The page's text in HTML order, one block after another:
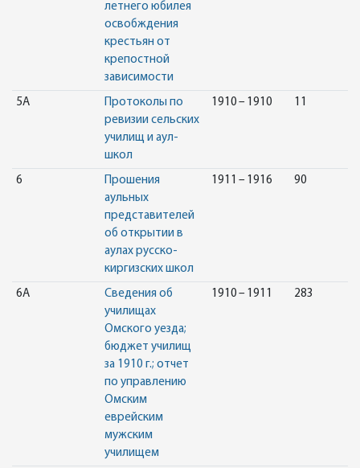
летнего юбилея
освобждения
крестьян от
крепостной
зависимости
5А
Протоколы по
ревизии сельских
училищ и аул-
школ
1910 – 1910 11
6
Прошения
аульных
представителей
об открытии в
аулах русско-
киргизских школ
1911 – 1916 90
6А
Сведения об
училищах
Омского уезда;
бюджет училищ
за 1910 г.; отчет
по управлению
Омским
еврейским
мужским
училищем
1910 – 1911 283